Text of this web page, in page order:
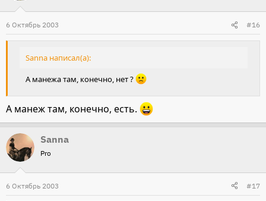
6 Октябрь 2003 #16
Sanna написал(а):
А манежа там, конечно, нет ?
А манеж там, конечно, есть.
Sanna
Pro
6 Октябрь 2003 #17